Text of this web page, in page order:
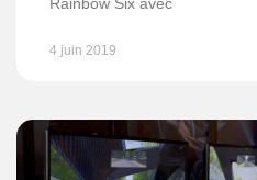
4 juin 2019